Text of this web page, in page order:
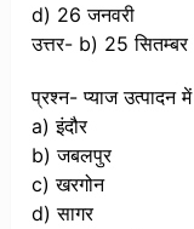
d) 26 जनवरी
उत्तर- b) 25 सितम्बर
प्रश्न- प्याज उत्पादन
a) इंदौर
b) जबलपुर
c) खरगोन
d) सागर